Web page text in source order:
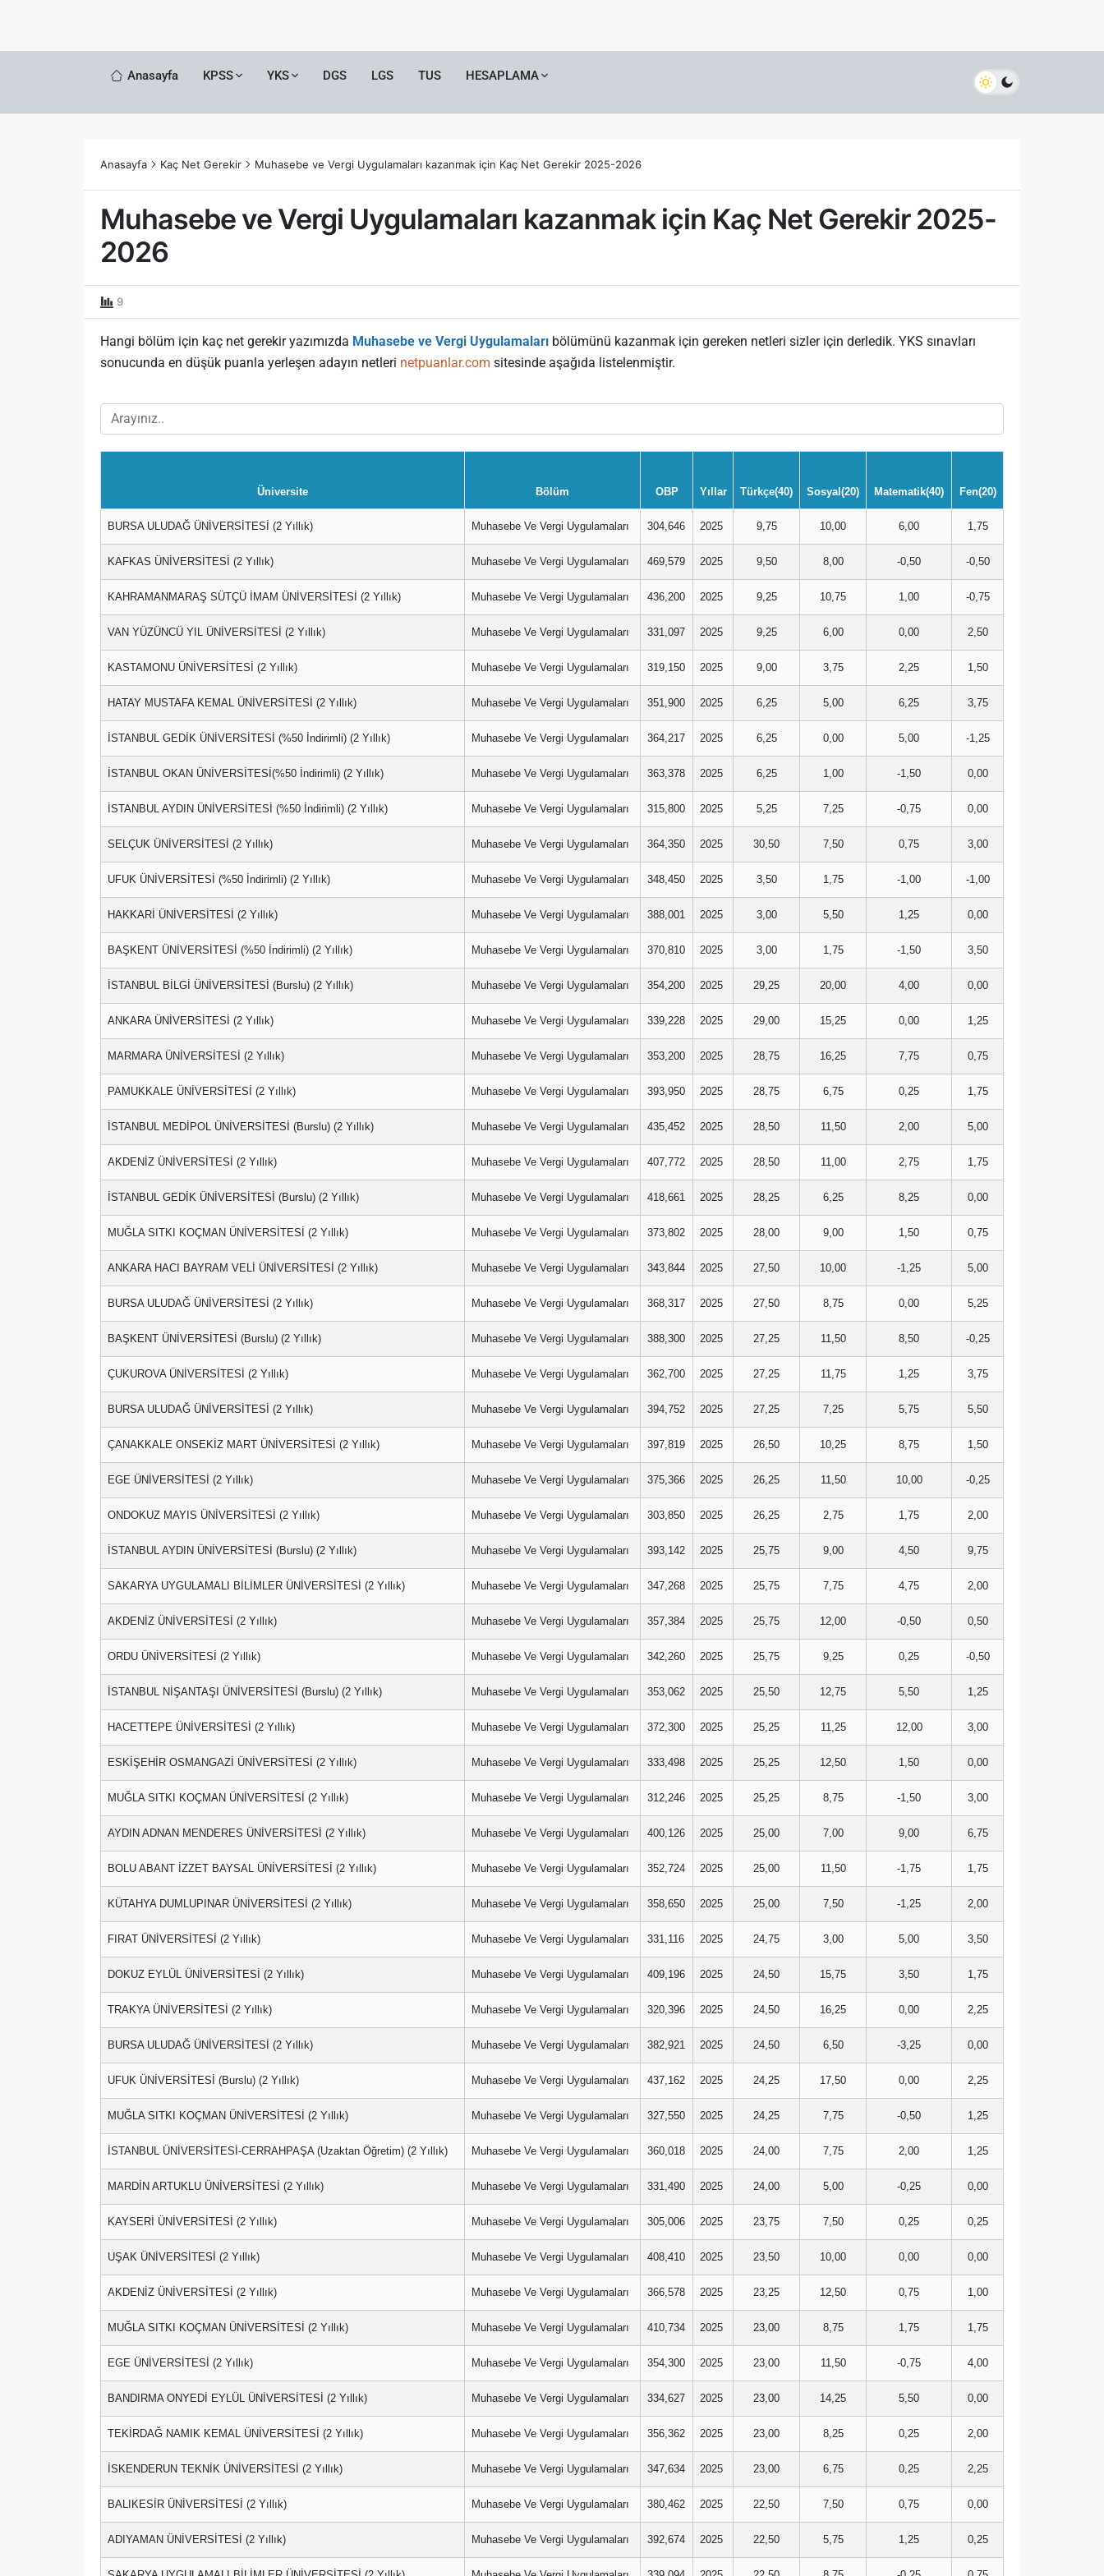
Anasayfa KPSS YKS DGS LGS TUS HESAPLAMA
Anasayfa Kaç Net Gerekir Muhasebe ve Vergi Uygulamaları kazanmak için Kaç Net Gerekir 2025-2026
Muhasebe ve Vergi Uygulamaları kazanmak için Kaç Net Gerekir 2025-
2026
9
Hangi bölüm için kaç net gerekir yazımızda Muhasebe ve Vergi Uygulamaları bölümünü kazanmak için gereken netleri sizler için derledik. YKS sınavları
sonucunda en düşük puanla yerleşen adayın netleri netpuanlar.com sitesinde aşağıda listelenmiştir.
Üniversite Bölüm OBP Yıllar Türkçe(40) Sosyal(20) Matematik(40) Fen(20)
BURSA ULUDAĞ ÜNİVERSİTESİ (2 Yıllık) Muhasebe Ve Vergi Uygulamaları 304,646 2025 9,75 10,00 6,00 1,75
KAFKAS ÜNİVERSİTESİ (2 Yıllık) Muhasebe Ve Vergi Uygulamaları 469,579 2025 9,50 8,00 -0,50 -0,50
KAHRAMANMARAŞ SÜTÇÜ İMAM ÜNİVERSİTESİ (2 Yıllık) Muhasebe Ve Vergi Uygulamaları 436,200 2025 9,25 10,75 1,00 -0,75
VAN YÜZÜNCÜ YIL ÜNİVERSİTESİ (2 Yıllık) Muhasebe Ve Vergi Uygulamaları 331,097 2025 9,25 6,00 0,00 2,50
KASTAMONU ÜNİVERSİTESİ (2 Yıllık) Muhasebe Ve Vergi Uygulamaları 319,150 2025 9,00 3,75 2,25 1,50
HATAY MUSTAFA KEMAL ÜNİVERSİTESİ (2 Yıllık) Muhasebe Ve Vergi Uygulamaları 351,900 2025 6,25 5,00 6,25 3,75
İSTANBUL GEDİK ÜNİVERSİTESİ (%50 İndirimli) (2 Yıllık) Muhasebe Ve Vergi Uygulamaları 364,217 2025 6,25 0,00 5,00 -1,25
İSTANBUL OKAN ÜNİVERSİTESİ(%50 İndirimli) (2 Yıllık) Muhasebe Ve Vergi Uygulamaları 363,378 2025 6,25 1,00 -1,50 0,00
İSTANBUL AYDIN ÜNİVERSİTESİ (%50 İndirimli) (2 Yıllık) Muhasebe Ve Vergi Uygulamaları 315,800 2025 5,25 7,25 -0,75 0,00
SELÇUK ÜNİVERSİTESİ (2 Yıllık) Muhasebe Ve Vergi Uygulamaları 364,350 2025 30,50 7,50 0,75 3,00
UFUK ÜNİVERSİTESİ (%50 İndirimli) (2 Yıllık) Muhasebe Ve Vergi Uygulamaları 348,450 2025 3,50 1,75 -1,00 -1,00
HAKKARİ ÜNİVERSİTESİ (2 Yıllık) Muhasebe Ve Vergi Uygulamaları 388,001 2025 3,00 5,50 1,25 0,00
BAŞKENT ÜNİVERSİTESİ (%50 İndirimli) (2 Yıllık) Muhasebe Ve Vergi Uygulamaları 370,810 2025 3,00 1,75 -1,50 3,50
İSTANBUL BİLGİ ÜNİVERSİTESİ (Burslu) (2 Yıllık) Muhasebe Ve Vergi Uygulamaları 354,200 2025 29,25 20,00 4,00 0,00
ANKARA ÜNİVERSİTESİ (2 Yıllık) Muhasebe Ve Vergi Uygulamaları 339,228 2025 29,00 15,25 0,00 1,25
MARMARA ÜNİVERSİTESİ (2 Yıllık) Muhasebe Ve Vergi Uygulamaları 353,200 2025 28,75 16,25 7,75 0,75
PAMUKKALE ÜNİVERSİTESİ (2 Yıllık) Muhasebe Ve Vergi Uygulamaları 393,950 2025 28,75 6,75 0,25 1,75
İSTANBUL MEDİPOL ÜNİVERSİTESİ (Burslu) (2 Yıllık) Muhasebe Ve Vergi Uygulamaları 435,452 2025 28,50 11,50 2,00 5,00
AKDENİZ ÜNİVERSİTESİ (2 Yıllık) Muhasebe Ve Vergi Uygulamaları 407,772 2025 28,50 11,00 2,75 1,75
İSTANBUL GEDİK ÜNİVERSİTESİ (Burslu) (2 Yıllık) Muhasebe Ve Vergi Uygulamaları 418,661 2025 28,25 6,25 8,25 0,00
MUĞLA SITKI KOÇMAN ÜNİVERSİTESİ (2 Yıllık) Muhasebe Ve Vergi Uygulamaları 373,802 2025 28,00 9,00 1,50 0,75
ANKARA HACI BAYRAM VELİ ÜNİVERSİTESİ (2 Yıllık) Muhasebe Ve Vergi Uygulamaları 343,844 2025 27,50 10,00 -1,25 5,00
BURSA ULUDAĞ ÜNİVERSİTESİ (2 Yıllık) Muhasebe Ve Vergi Uygulamaları 368,317 2025 27,50 8,75 0,00 5,25
BAŞKENT ÜNİVERSİTESİ (Burslu) (2 Yıllık) Muhasebe Ve Vergi Uygulamaları 388,300 2025 27,25 11,50 8,50 -0,25
ÇUKUROVA ÜNİVERSİTESİ (2 Yıllık) Muhasebe Ve Vergi Uygulamaları 362,700 2025 27,25 11,75 1,25 3,75
BURSA ULUDAĞ ÜNİVERSİTESİ (2 Yıllık) Muhasebe Ve Vergi Uygulamaları 394,752 2025 27,25 7,25 5,75 5,50
ÇANAKKALE ONSEKİZ MART ÜNİVERSİTESİ (2 Yıllık) Muhasebe Ve Vergi Uygulamaları 397,819 2025 26,50 10,25 8,75 1,50
EGE ÜNİVERSİTESİ (2 Yıllık) Muhasebe Ve Vergi Uygulamaları 375,366 2025 26,25 11,50 10,00 -0,25
ONDOKUZ MAYIS ÜNİVERSİTESİ (2 Yıllık) Muhasebe Ve Vergi Uygulamaları 303,850 2025 26,25 2,75 1,75 2,00
İSTANBUL AYDIN ÜNİVERSİTESİ (Burslu) (2 Yıllık) Muhasebe Ve Vergi Uygulamaları 393,142 2025 25,75 9,00 4,50 9,75
SAKARYA UYGULAMALI BİLİMLER ÜNİVERSİTESİ (2 Yıllık) Muhasebe Ve Vergi Uygulamaları 347,268 2025 25,75 7,75 4,75 2,00
AKDENİZ ÜNİVERSİTESİ (2 Yıllık) Muhasebe Ve Vergi Uygulamaları 357,384 2025 25,75 12,00 -0,50 0,50
ORDU ÜNİVERSİTESİ (2 Yıllık) Muhasebe Ve Vergi Uygulamaları 342,260 2025 25,75 9,25 0,25 -0,50
İSTANBUL NİŞANTAŞI ÜNİVERSİTESİ (Burslu) (2 Yıllık) Muhasebe Ve Vergi Uygulamaları 353,062 2025 25,50 12,75 5,50 1,25
HACETTEPE ÜNİVERSİTESİ (2 Yıllık) Muhasebe Ve Vergi Uygulamaları 372,300 2025 25,25 11,25 12,00 3,00
ESKİŞEHİR OSMANGAZİ ÜNİVERSİTESİ (2 Yıllık) Muhasebe Ve Vergi Uygulamaları 333,498 2025 25,25 12,50 1,50 0,00
MUĞLA SITKI KOÇMAN ÜNİVERSİTESİ (2 Yıllık) Muhasebe Ve Vergi Uygulamaları 312,246 2025 25,25 8,75 -1,50 3,00
AYDIN ADNAN MENDERES ÜNİVERSİTESİ (2 Yıllık) Muhasebe Ve Vergi Uygulamaları 400,126 2025 25,00 7,00 9,00 6,75
BOLU ABANT İZZET BAYSAL ÜNİVERSİTESİ (2 Yıllık) Muhasebe Ve Vergi Uygulamaları 352,724 2025 25,00 11,50 -1,75 1,75
KÜTAHYA DUMLUPINAR ÜNİVERSİTESİ (2 Yıllık) Muhasebe Ve Vergi Uygulamaları 358,650 2025 25,00 7,50 -1,25 2,00
FIRAT ÜNİVERSİTESİ (2 Yıllık) Muhasebe Ve Vergi Uygulamaları 331,116 2025 24,75 3,00 5,00 3,50
DOKUZ EYLÜL ÜNİVERSİTESİ (2 Yıllık) Muhasebe Ve Vergi Uygulamaları 409,196 2025 24,50 15,75 3,50 1,75
TRAKYA ÜNİVERSİTESİ (2 Yıllık) Muhasebe Ve Vergi Uygulamaları 320,396 2025 24,50 16,25 0,00 2,25
BURSA ULUDAĞ ÜNİVERSİTESİ (2 Yıllık) Muhasebe Ve Vergi Uygulamaları 382,921 2025 24,50 6,50 -3,25 0,00
UFUK ÜNİVERSİTESİ (Burslu) (2 Yıllık) Muhasebe Ve Vergi Uygulamaları 437,162 2025 24,25 17,50 0,00 2,25
MUĞLA SITKI KOÇMAN ÜNİVERSİTESİ (2 Yıllık) Muhasebe Ve Vergi Uygulamaları 327,550 2025 24,25 7,75 -0,50 1,25
İSTANBUL ÜNİVERSİTESİ-CERRAHPAŞA (Uzaktan Öğretim) (2 Yıllık) Muhasebe Ve Vergi Uygulamaları 360,018 2025 24,00 7,75 2,00 1,25
MARDİN ARTUKLU ÜNİVERSİTESİ (2 Yıllık) Muhasebe Ve Vergi Uygulamaları 331,490 2025 24,00 5,00 -0,25 0,00
KAYSERİ ÜNİVERSİTESİ (2 Yıllık) Muhasebe Ve Vergi Uygulamaları 305,006 2025 23,75 7,50 0,25 0,25
UŞAK ÜNİVERSİTESİ (2 Yıllık) Muhasebe Ve Vergi Uygulamaları 408,410 2025 23,50 10,00 0,00 0,00
AKDENİZ ÜNİVERSİTESİ (2 Yıllık) Muhasebe Ve Vergi Uygulamaları 366,578 2025 23,25 12,50 0,75 1,00
MUĞLA SITKI KOÇMAN ÜNİVERSİTESİ (2 Yıllık) Muhasebe Ve Vergi Uygulamaları 410,734 2025 23,00 8,75 1,75 1,75
EGE ÜNİVERSİTESİ (2 Yıllık) Muhasebe Ve Vergi Uygulamaları 354,300 2025 23,00 11,50 -0,75 4,00
BANDIRMA ONYEDİ EYLÜL ÜNİVERSİTESİ (2 Yıllık) Muhasebe Ve Vergi Uygulamaları 334,627 2025 23,00 14,25 5,50 0,00
TEKİRDAĞ NAMIK KEMAL ÜNİVERSİTESİ (2 Yıllık) Muhasebe Ve Vergi Uygulamaları 356,362 2025 23,00 8,25 0,25 2,00
İSKENDERUN TEKNİK ÜNİVERSİTESİ (2 Yıllık) Muhasebe Ve Vergi Uygulamaları 347,634 2025 23,00 6,75 0,25 2,25
BALIKESİR ÜNİVERSİTESİ (2 Yıllık) Muhasebe Ve Vergi Uygulamaları 380,462 2025 22,50 7,50 0,75 0,00
ADIYAMAN ÜNİVERSİTESİ (2 Yıllık) Muhasebe Ve Vergi Uygulamaları 392,674 2025 22,50 5,75 1,25 0,25